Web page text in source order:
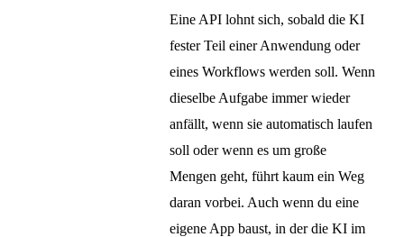
Eine API lohnt sich, sobald die KI
fester Teil einer Anwendung oder
eines Workflows werden soll. Wenn
dieselbe Aufgabe immer wieder
anfällt, wenn sie automatisch laufen
soll oder wenn es um große
Mengen geht, führt kaum ein Weg
daran vorbei. Auch wenn du eine
eigene App baust, in der die KI im